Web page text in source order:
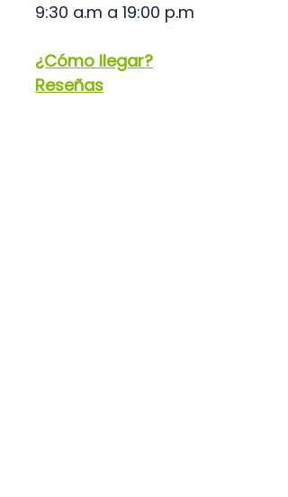
9:30 a.m a 19:00 p.m
¿Cómo llegar?
Reseñas